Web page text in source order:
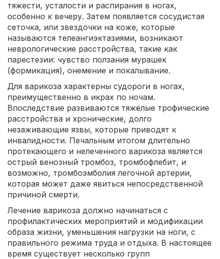
тяжести, усталости и распирания в ногах,
особенно к вечеру. Затем появляется сосудистая
сеточка, или звездочки на коже, которые
называются телеангиэктазиями, возникают
неврологические расстройства, такие как
парестезии: чувство ползания мурашек
(формикация), онемение и покалывание.
Для варикоза характерны судороги в ногах,
преимущественно в икрах по ночам.
Впоследствие развиваются тяжёлые трофические
расстройства и хронические, долго
незаживающие язвы, которые приводят к
инвалидности. Печальным итогом длительно
протекающего и нелеченного варикоза является
острый венозный тромбоз, тромбофлебит, и
возможно, тромбоэмболия легочной артерии,
которая может даже явиться непосредственной
причиной смерти.
Лечение варикоза должно начинаться с
профилактических мероприятий и модификации
образа жизни, уменьшения нагрузки на ноги, с
правильного режима труда и отдыха. В настоящее
время существует несколько групп